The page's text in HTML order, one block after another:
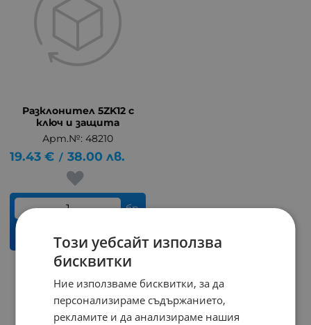
Разклонител 5ZK12 с
ключ и защита
Арт.№: 48210
19.43 € / 38.00 лв.
бр.
КУПИ
На страница по:
Този уебсайт използва
бисквитки
Ние използваме бисквитки, за да
персонализираме съдържанието,
рекламите и да анализираме нашия